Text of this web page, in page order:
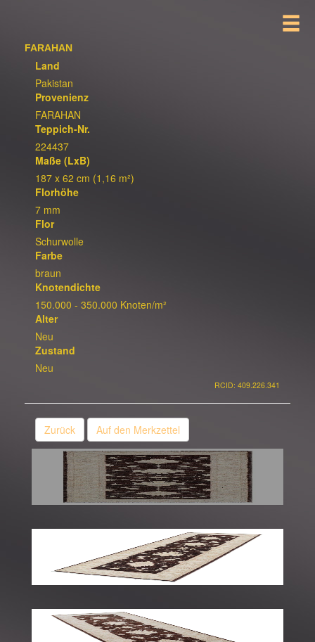
FARAHAN
Land
Pakistan
Provenienz
FARAHAN
Teppich-Nr.
224437
Maße (LxB)
187 x 62 cm (1,16 m²)
Florhöhe
7 mm
Flor
Schurwolle
Farbe
braun
Knotendichte
150.000 - 350.000 Knoten/m²
Alter
Neu
Zustand
Neu
RCID: 409.226.341
Zurück Auf den Merkzettel